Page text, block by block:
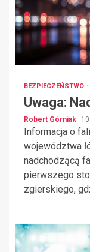
BEZPIECZEŃSTWO
Uwaga:
Robert Górniak
Informacja o
województwa
nadchodzącą
pierwszego
zgierskiego,